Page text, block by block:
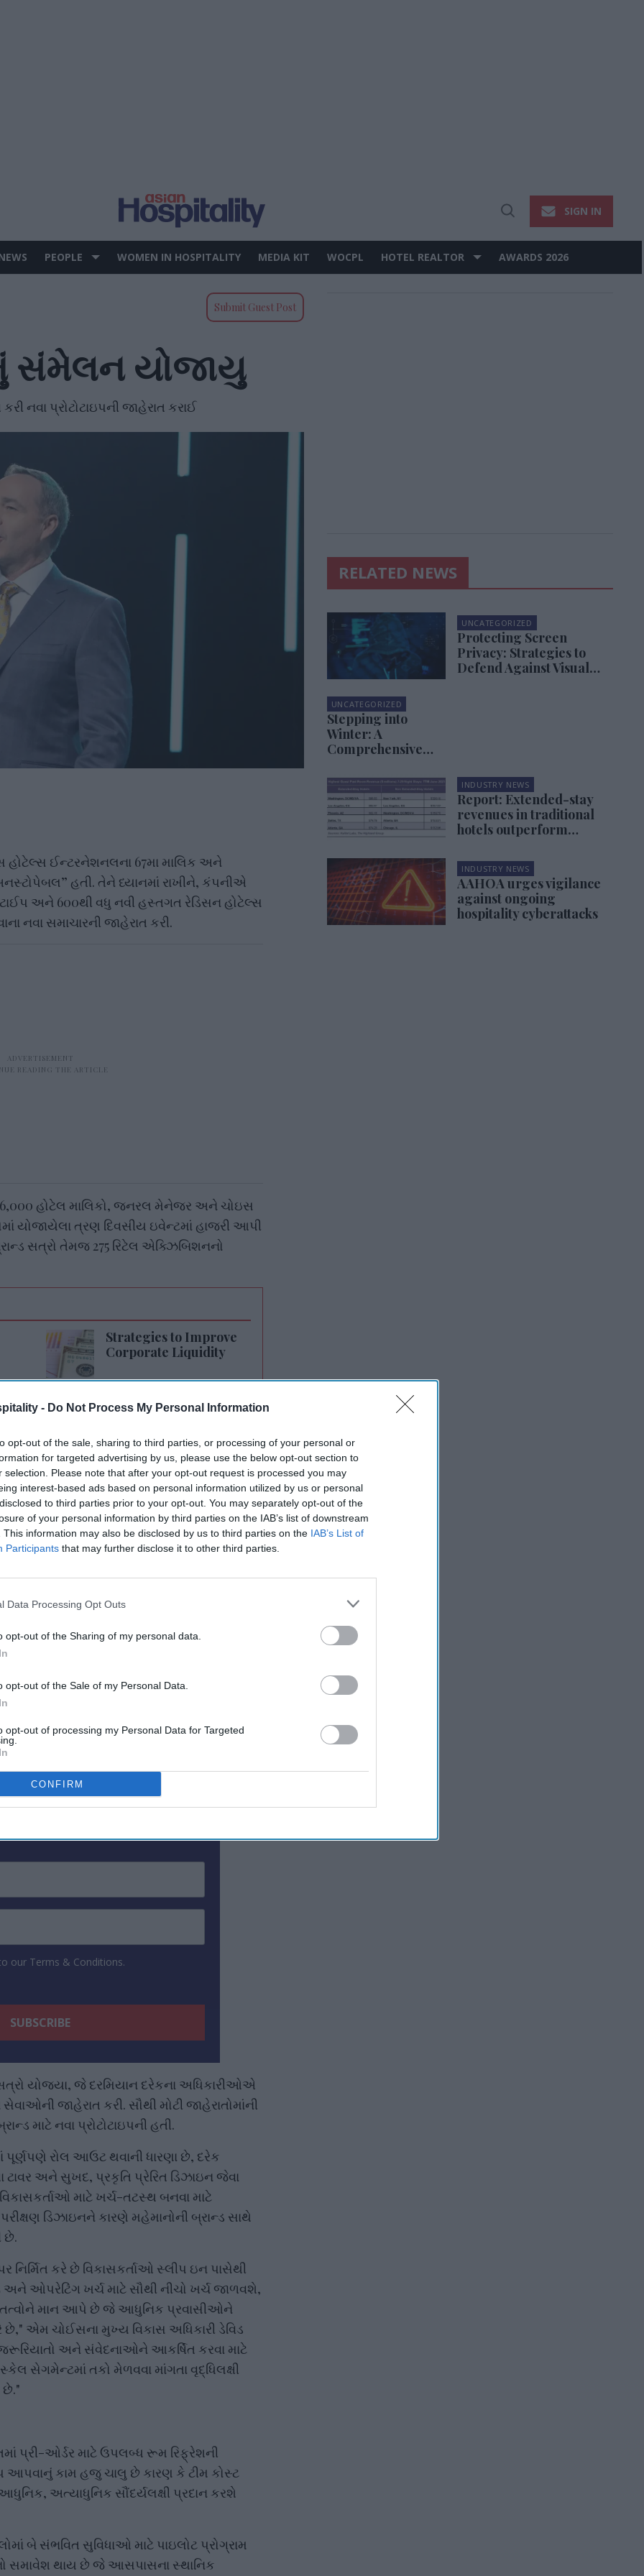
- Do Not Process My Personal Information
opt-out of the sale, sharing to third parties, or processing of your personal or
for targeted advertising by us, please use the below opt-out section to
selection. Please note that after your opt-out request is processed you may
interest-based ads based on personal information utilized by us or personal
to third parties prior to your opt-out. You may separately opt-out of the
of your personal information by third parties on the IAB’s list of downstream
This information may also be disclosed by us to third parties on the IAB’s List of
Participants that may further disclose it to other third parties.
Data Processing Opt Outs
opt-out of the Sharing of my personal data.
opt-out of the Sale of my Personal Data.
opt-out of processing my Personal Data for Targeted
CONFIRM
Open
SIGN IN
PEOPLE WOMEN IN HOSPITALITY MEDIA KIT WOCPL HOTEL REALTOR AWARDS 2026
Submit Guest Post
સંમેલન યોજાયુ
નવા પ્રોટોટાઇપની જાહેરાત કરાઈ
હોટેલ્સ ઈન્ટરનેશનલના 67મા માલિક અને
હતી. તેને ધ્યાનમાં રાખીને, કંપનીએ
અને 600થી વધુ નવી હસ્તગત રેડિસન હોટેલ્સ
નવા સમાચારની જાહેરાત કરી.
હોટેલ માલિકો, જનરલ મેનેજર અને ચોઇસ
યોજાયેલા ત્રણ દિવસીય ઇવેન્ટમાં હાજરી આપી
સત્રો તેમજ 275 રિટેલ એક્ઝિબિશનનો
Strategies to Improve
Corporate Liquidity
હજારો ચોઈસ ફ્રેન્ચાઈઝી સાથે અમારી સહિયારી
મુખ્ય વલણોની સમીક્ષા કરી અને તેનો
રાખવાની અમારી યોજનાઓ જાહેર કરી," એમ
જણાવ્યું હતું. "આ ઉદ્યોગસાહસિકો જે
અમે પ્રેરિત છીએ અને અમે તેમની સાથે રહેવા માટે
ઉદ્યોગમાં પરિવર્તન કરવાનું ચાલુ રાખ શકીએ
Our Weekly Newsletter
our Terms & Conditions.
યોજ્યા, જે દરમિયાન દરેકના અધિકારીઓએ
જાહેરાત કરી. સૌથી મોટી જાહેરાતોમાંની
માટે નવા પ્રોટોટાઇપની હતી.
પૂર્ણપણે રોલ આઉટ થવાની ધારણા છે, દરેક
ટાવર અને સુખદ, પ્રકૃતિ પ્રેરિત ડિઝાઇન જેવા
માટે ખર્ચ-તટસ્થ બનવા માટે
ડિઝાઇનને કારણે મહેમાનોની બ્રાન્ડ સાથે
છે.
કરે છે વિકાસકર્તાઓ સ્લીપ ઇન પાસેથી
અને ઓપરેટિંગ ખર્ચ માટે સૌથી નીચો ખર્ચ જાળવશે,
તત્વોને માન આપે છે જે આધુનિક પ્રવાસીઓને
છે," એમ ચોઈસના મુખ્ય વિકાસ અધિકારી ડેવિડ
અને સંવેદનાઓને આકર્ષિત કરવા માટે
સેગમેન્ટમાં તકો મેળવવા માંગતા વૃદ્ધિલક્ષી
છે."
પ્રી-ઓર્ડર માટે ઉપલબ્ધ રૂમ રિફ્રેશની
આપવાનું કામ હજુ ચાલુ છે કારણ કે ટીમ કોસ્ટ
અત્યાધુનિક સૌંદર્યલક્ષી પ્રદાન કરશે
બે સંભવિત સુવિધાઓ માટે પાઇલોટ પ્રોગ્રામ
સમાવેશ થાય છે જે આસપાસના સ્થાનિક
RELATED NEWS
UNCATEGORIZED
Protecting Screen
Privacy: Strategies to
Defend Against Visual
UNCATEGORIZED
Stepping into
Winter: A
Comprehensive
and Women's
Winter Boots
INDUSTRY NEWS
Report: Extended-stay
revenues in traditional
hotels outperform
INDUSTRY NEWS
AAHOA urges vigilance
against ongoing
hospitality cyberattacks